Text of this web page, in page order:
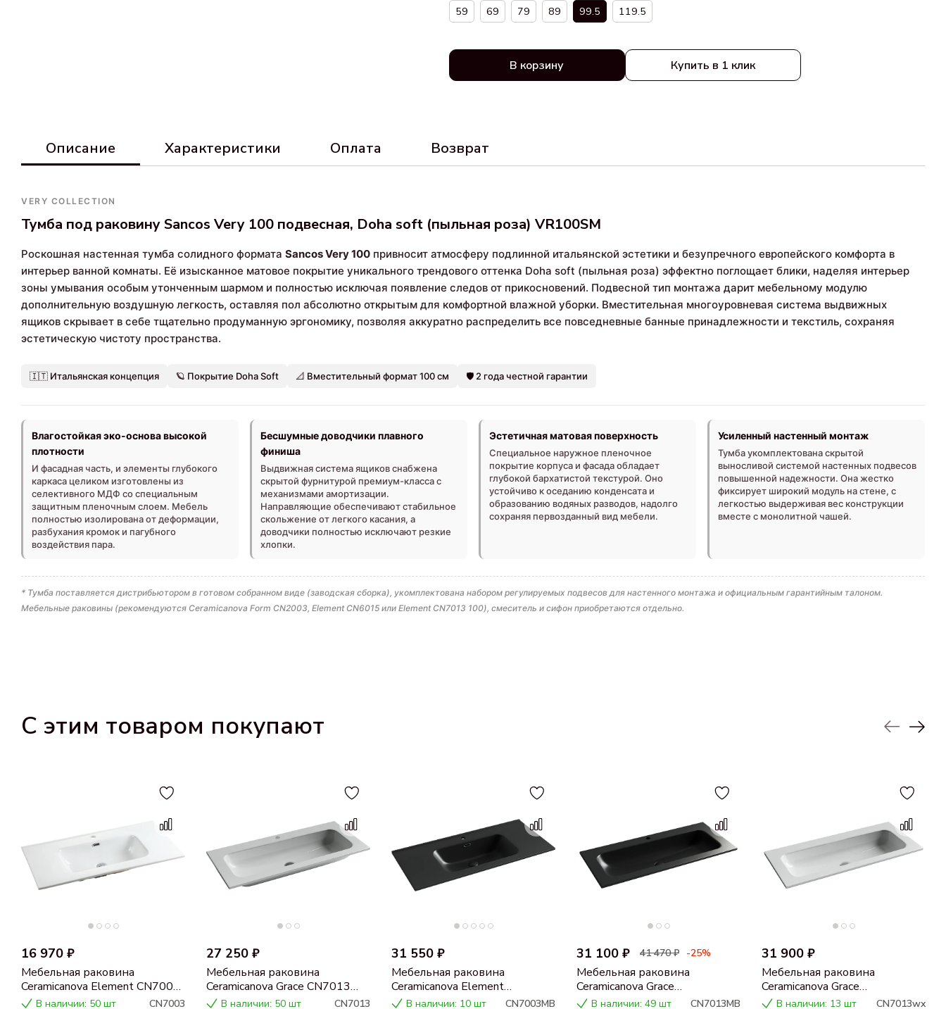
59 69 79 89 99.5 119.5
В корзину Купить в 1 клик
Описание Характеристики Оплата Возврат
VERY COLLECTION
Тумба под раковину Sancos Very 100 подвесная, Doha soft (пыльная роза) VR100SM
Роскошная настенная тумба солидного формата Sancos Very 100 привносит атмосферу подлинной итальянской эстетики и безупречного европейского комфорта в
интерьер ванной комнаты. Её изысканное матовое покрытие уникального трендового оттенка Doha soft (пыльная роза) эффектно поглощает блики, наделяя интерьер
зоны умывания особым утонченным шармом и полностью исключая появление следов от прикосновений. Подвесной тип монтажа дарит мебельному модулю
дополнительную воздушную легкость, оставляя пол абсолютно открытым для комфортной влажной уборки. Вместительная многоуровневая система выдвижных
ящиков скрывает в себе тщательно продуманную эргономику, позволяя аккуратно распределить все повседневные банные принадлежности и текстиль, сохраняя
эстетическую чистоту пространства.
🇮🇹 Итальянская концепция 🪐 Покрытие Doha Soft 📐 Вместительный формат 100 см 🛡️ 2 года честной гарантии
Влагостойкая эко-основа высокой
плотности
И фасадная часть, и элементы глубокого
каркаса целиком изготовлены из
селективного МДФ со специальным
защитным пленочным слоем. Мебель
полностью изолирована от деформации,
разбухания кромок и пагубного
воздействия пара.
Бесшумные доводчики плавного
финиша
Выдвижная система ящиков снабжена
скрытой фурнитурой премиум-класса с
механизмами амортизации.
Направляющие обеспечивают стабильное
скольжение от легкого касания, а
доводчики полностью исключают резкие
хлопки.
Эстетичная матовая поверхность
Специальное наружное пленочное
покрытие корпуса и фасада обладает
глубокой бархатистой текстурой. Оно
устойчиво к оседанию конденсата и
образованию водяных разводов, надолго
сохраняя первозданный вид мебели.
Усиленный настенный монтаж
Тумба укомплектована скрытой
выносливой системой настенных подвесов
повышенной надежности. Она жестко
фиксирует широкий модуль на стене, с
легкостью выдерживая вес конструкции
вместе с монолитной чашей.
* Тумба поставляется дистрибьютором в готовом собранном виде (заводская сборка), укомплектована набором регулируемых подвесов для настенного монтажа и официальным гарантийным талоном.
Мебельные раковины (рекомендуются Ceramicanova Form CN2003, Element CN6015 или Element CN7013 100), смеситель и сифон приобретаются отдельно.
С этим товаром покупают
16 970 ₽
Мебельная раковина
Ceramicanova Element CN7003
100В наличии: 50 шт
CN7003
27 250 ₽
Мебельная раковина
Ceramicanova Grace CN7013
100В наличии: 50 шт
CN7013
31 550 ₽
Мебельная раковина
Ceramicanova Element
CN7003MB
В наличии: 10 шт
CN7003MB
31 100 ₽ 41 470 ₽ -25%
Мебельная раковина
Ceramicanova Grace
прямоугольная черная
В наличии: 49 шт
CN7013MB
31 900 ₽
Мебельная раковина
Ceramicanova Grace
прямоугольная без отверстия
В наличии: 13 шт
CN7013wx